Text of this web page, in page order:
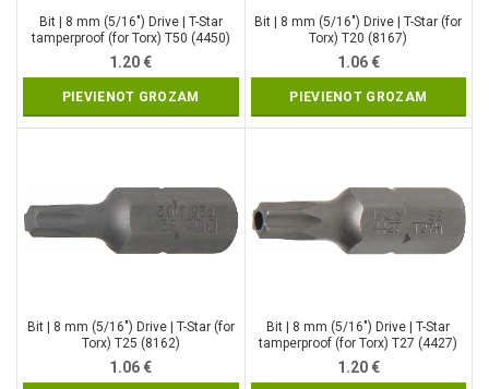
Bit | 8 mm (5/16″) Drive | T-Star
tamperproof (for Torx) T50 (4450)
1.20€
PIEVIENOT GROZAM
Bit | 8 mm (5/16″) Drive | T-Star (for
Torx) T20 (8167)
1.06€
PIEVIENOT GROZAM
Bit | 8 mm (5/16″) Drive | T-Star (for
Torx) T25 (8162)
1.06€
Bit | 8 mm (5/16″) Drive | T-Star
tamperproof (for Torx) T27 (4427)
1.20€